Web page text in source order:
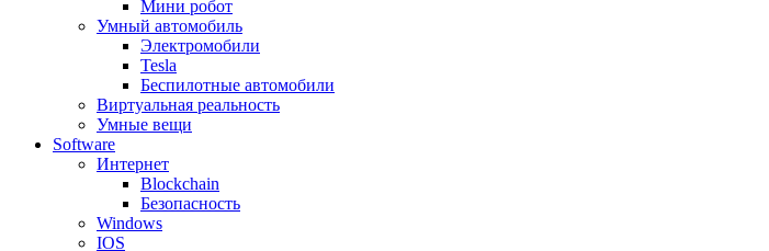
Мини робот
Умный автомобиль
Электромобили
Tesla
Беспилотные автомобили
Виртуальная реальность
Умные вещи
Software
Интернет
Blockchain
Безопасность
Windows
IOS